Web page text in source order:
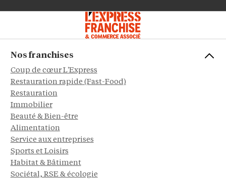
Nos franchises
Coup de cœur L'Express
Restauration rapide (Fast-Food)
Restauration
Immobilier
Beauté & Bien-être
Alimentation
Service aux entreprises
Sports et Loisirs
Habitat & Bâtiment
Sociétal, RSE & écologie